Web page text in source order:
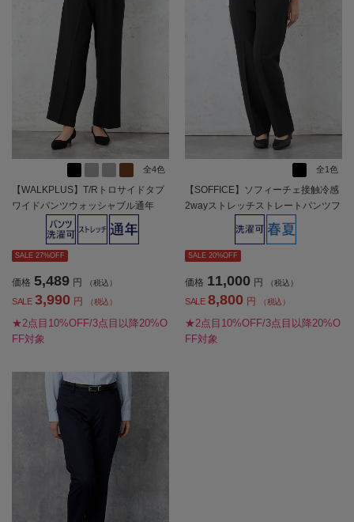
全4色
【WALKPLUS】T/Rトロサイドタブ
ワイドパンツウォッシャブル通年
【レディース】
SALE 27%OFF
価格 5,489 円 （税込）
SALE 3,990 円 （税込）
★2点目10%OFF/3点目以降20%O
FF対象
全1色
【SOFFICE】ソフィーチェ接触冷感
2wayストレッチストレートパンツフ
ルレン上下ウォッシャブルストレッ
チ冷感春夏【レディース】
SALE 20%OFF
価格 11,000 円 （税込）
SALE 8,800 円 （税込）
★2点目10%OFF/3点目以降20%O
FF対象